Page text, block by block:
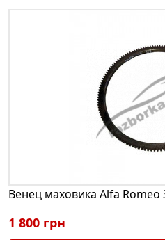
Венец маховика Alfa Romeo
1 800 грн